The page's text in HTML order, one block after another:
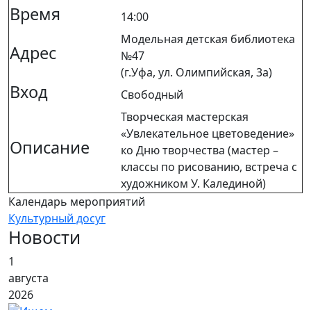
Время 14:00
Адрес
Модельная детская библиотека
№47
(г.Уфа, ул. Олимпийская, 3а)
Вход Свободный
Описание
Творческая мастерская
«Увлекательное цветоведение»
ко Дню творчества (мастер –
классы по рисованию, встреча с
художником У. Калединой)
Календарь мероприятий
Культурный досуг
Новости
1
августа
2026